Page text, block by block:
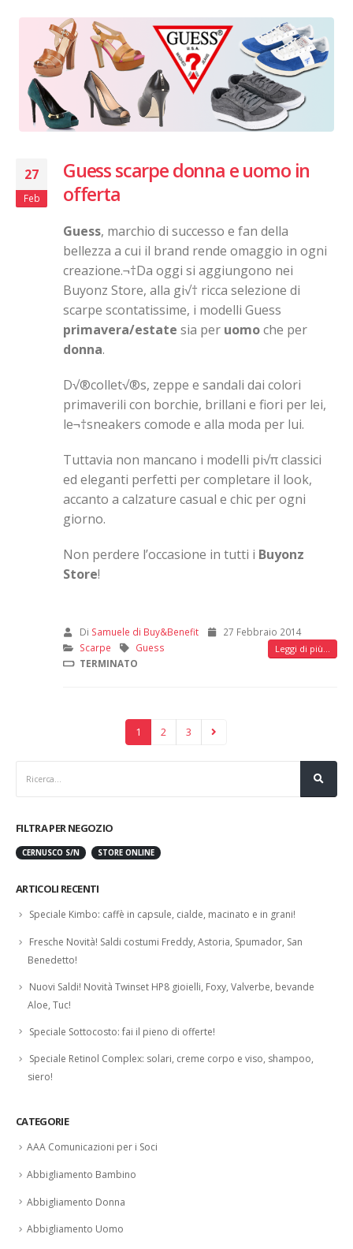
27
Feb
Guess scarpe donna e uomo in
offerta
Guess, marchio di successo e fan della
bellezza a cui il brand rende omaggio in ogni
creazione.¬†Da oggi si aggiungono nei
Buyonz Store, alla gi√† ricca selezione di
scarpe scontatissime, i modelli Guess
primavera/estate sia per uomoche per
donna.
D√®collet√®s, zeppe e sandali dai colori
primaverili con borchie, brillani e fiori per lei,
le¬†sneakers comode e alla moda per lui.
Tuttavia non mancano i modelli pi√π classici
ed eleganti perfetti per completare il look,
accanto a calzature casual e chic per ogni
giorno.
Non perdere l’occasione in tutti i Buyonz
Store!
Di Samuele di Buy&Benefit
27 Febbraio 2014
Scarpe
Guess Leggi di più...
TERMINATO
1 2 3
FILTRA PER NEGOZIO
CERNUSCO S/N STORE ONLINE
ARTICOLI RECENTI
Speciale Kimbo: caffè in capsule, cialde, macinato e in grani!
Fresche Novità! Saldi costumi Freddy, Astoria, Spumador, San
Benedetto!
Nuovi Saldi! Novità Twinset HP8 gioielli, Foxy, Valverbe, bevande
Aloe, Tuc!
Speciale Sottocosto: fai il pieno di offerte!
Speciale Retinol Complex: solari, creme corpo e viso, shampoo,
siero!
CATEGORIE
AAA Comunicazioni per i Soci
Abbigliamento Bambino
Abbigliamento Donna
Abbigliamento Uomo